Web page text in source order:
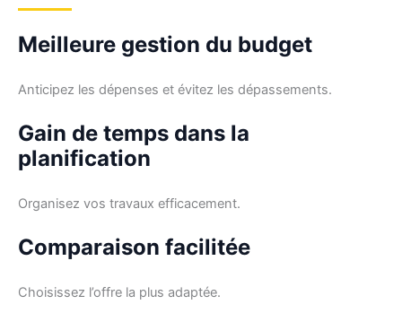
Meilleure gestion du budget
Anticipez les dépenses et évitez les dépassements.
Gain de temps dans la
planification
Organisez vos travaux efficacement.
Comparaison facilitée
Choisissez l’offre la plus adaptée.